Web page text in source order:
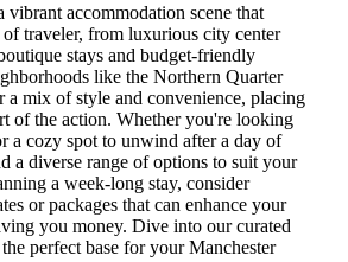
vibrant accommodation scene that
of traveler, from luxurious city center
stays and budget-friendly
like the Northern Quarter
a mix of style and convenience, placing
of the action. Whether you're looking
a cozy spot to unwind after a day of
a diverse range of options to suit your
a week-long stay, consider
or packages that can enhance your
you money. Dive into our curated
perfect base for your Manchester